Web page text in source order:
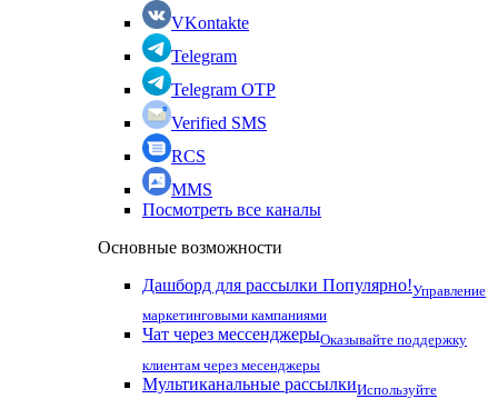
VKontakte
Telegram
Telegram OTP
Verified SMS
RCS
MMS
Посмотреть все каналы
Основные возможности
Дашборд для рассылки Популярно!Управление
маркетинговыми кампаниями
Чат через мессенджерыОказывайте поддержку
клиентам через месенджеры
Мультиканальные рассылкиИспользуйте